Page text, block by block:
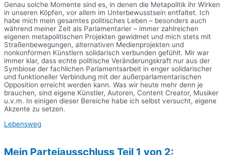
Genau solche Momente sind es, in denen die Metapolitik ihr Wirken
in unseren Köpfen, vor allem im Unterbewusstsein entfaltet. Ich
habe mich mein gesamtes politisches Leben – besonders auch
während meiner Zeit als Parlamentarier – immer zahlreichen
eigenen metapolitischen Projekten gewidmet und mich stets mit
Straßenbewegungen, alternativen Medienprojekten und
nonkonformen Künstlern solidarisch verbunden gefühlt. Mir war
immer klar, dass echte politische Veränderungskraft nur aus der
Symbiose der fachlichen Parlamentsarbeit in enger solidarischer
und funktioneller Verbindung mit der außerparlamentarischen
Opposition erreicht werden kann. Was wir heute mehr denn je
brauchen, sind eigene Künstler, Autoren, Content Creator, Musiker
u.v.m. In einigen dieser Bereiche habe ich selbst versucht, eigene
Akzente zu setzen.
Lebensweg
Mein Parteiausschluss Teil 1 von 2: